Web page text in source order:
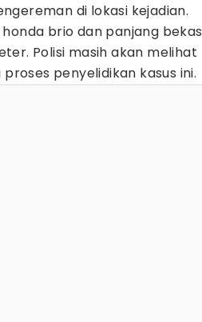
di lokasi kejadian.
brio dan panjang bekas
Polisi masih akan melihat
penyelidikan kasus ini.